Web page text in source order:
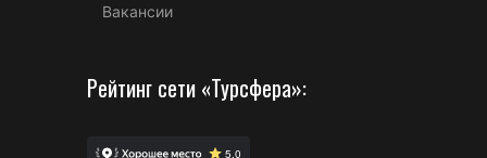
Вакансии
Рейтинг сети «Турсфера»: